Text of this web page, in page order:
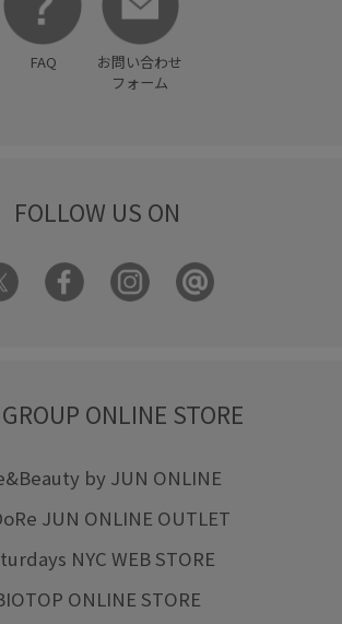
FAQ
お問い合わせ
フォーム
FOLLOW US ON
ONLINE STORE
by JUN ONLINE
JUN ONLINE OUTLET
NYC WEB STORE
ONLINE STORE